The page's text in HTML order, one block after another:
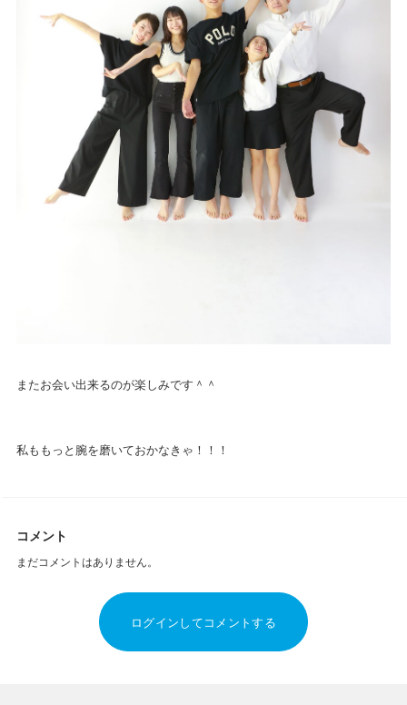
またお会い出来るのが楽しみです＾＾
私ももっと腕を磨いておかなきゃ！！！
コメント
まだコメントはありません。
ログインしてコメントする